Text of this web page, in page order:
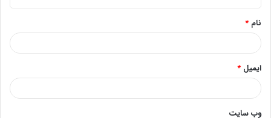
*
نام *
ایمیل *
وب‌ سایت